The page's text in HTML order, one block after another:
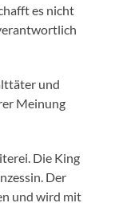
es nicht
und
Meinung
Die King
Der
und wird mit